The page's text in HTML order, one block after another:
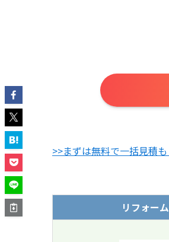
>>まずは無料で一括見積
リフォー